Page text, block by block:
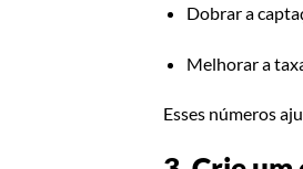
Dobrar a
Melhorar a
Esses números